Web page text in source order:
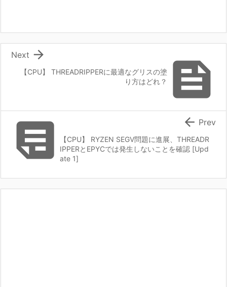

【CPU】 THREADRIPPERに最適なグリスの塗
り方はどれ？

Next
 【CPU】 RYZEN SEGV問題に進展、THREADR
IPPERとEPYCでは発生しないことを確認 [Upd
ate 1]
 Prev